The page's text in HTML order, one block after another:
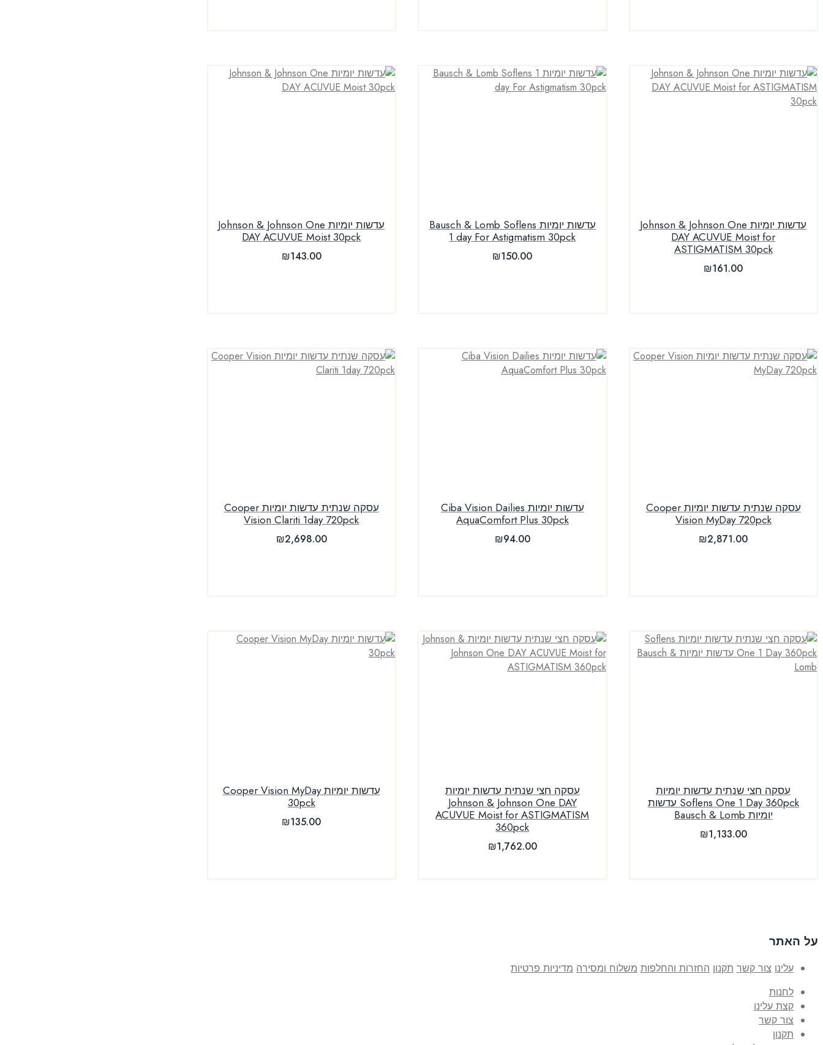
עדשות יומיות Johnson & Johnson One
DAY ACUVUE Moist for
ASTIGMATISM 30pck
₪161.00
עדשות יומיות Bausch & Lomb Soflens
1 day For Astigmatism 30pck
₪150.00
עדשות יומיות Johnson & Johnson One
DAY ACUVUE Moist 30pck
₪143.00
עסקה שנתית עדשות יומיות Cooper
Vision MyDay 720pck
₪2,871.00
עדשות יומיות Ciba Vision Dailies
AquaComfort Plus 30pck
₪94.00
עסקה שנתית עדשות יומיות Cooper
Vision Clariti 1day 720pck
₪2,698.00
עסקה חצי שנתית עדשות יומיות
Soflens One 1 Day 360pck עדשות
יומיות Bausch & Lomb
₪1,133.00
עסקה חצי שנתית עדשות יומיות
Johnson & Johnson One DAY
ACUVUE Moist for ASTIGMATISM
360pck
₪1,762.00
עדשות יומיות Cooper Vision MyDay
30pck
₪135.00
על האתר
עלינו צור קשר תקנון החזרות והחלפות משלוח ומסירה מדיניות פרטיות
לחנות
קצת עלינו
צור קשר
תקנון